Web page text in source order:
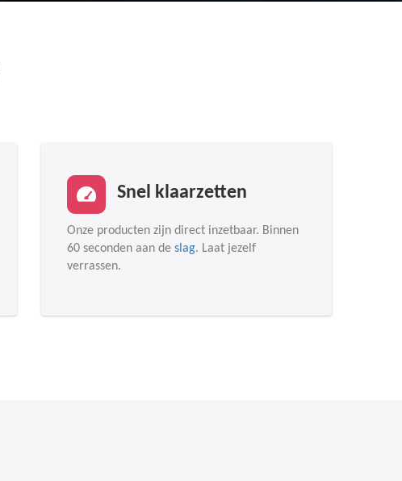
Snel klaarzetten
Onze producten zijn direct inzetbaar. Binnen
60 seconden aan de slag. Laat jezelf
verrassen.